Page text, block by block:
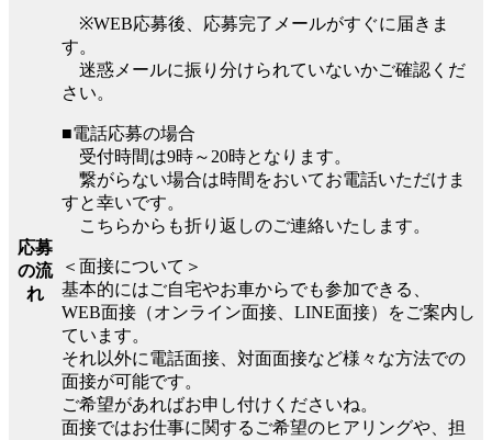
応募
の流
れ
※WEB応募後、応募完了メールがすぐに届きま
す。
迷惑メールに振り分けられていないかご確認くだ
さい。
■電話応募の場合
受付時間は9時～20時となります。
繋がらない場合は時間をおいてお電話いただけま
すと幸いです。
こちらからも折り返しのご連絡いたします。
＜面接について＞
基本的にはご自宅やお車からでも参加できる、
WEB面接（オンライン面接、LINE面接）をご案内し
ています。
それ以外に電話面接、対面面接など様々な方法での
面接が可能です。
ご希望があればお申し付けくださいね。
面接ではお仕事に関するご希望のヒアリングや、担